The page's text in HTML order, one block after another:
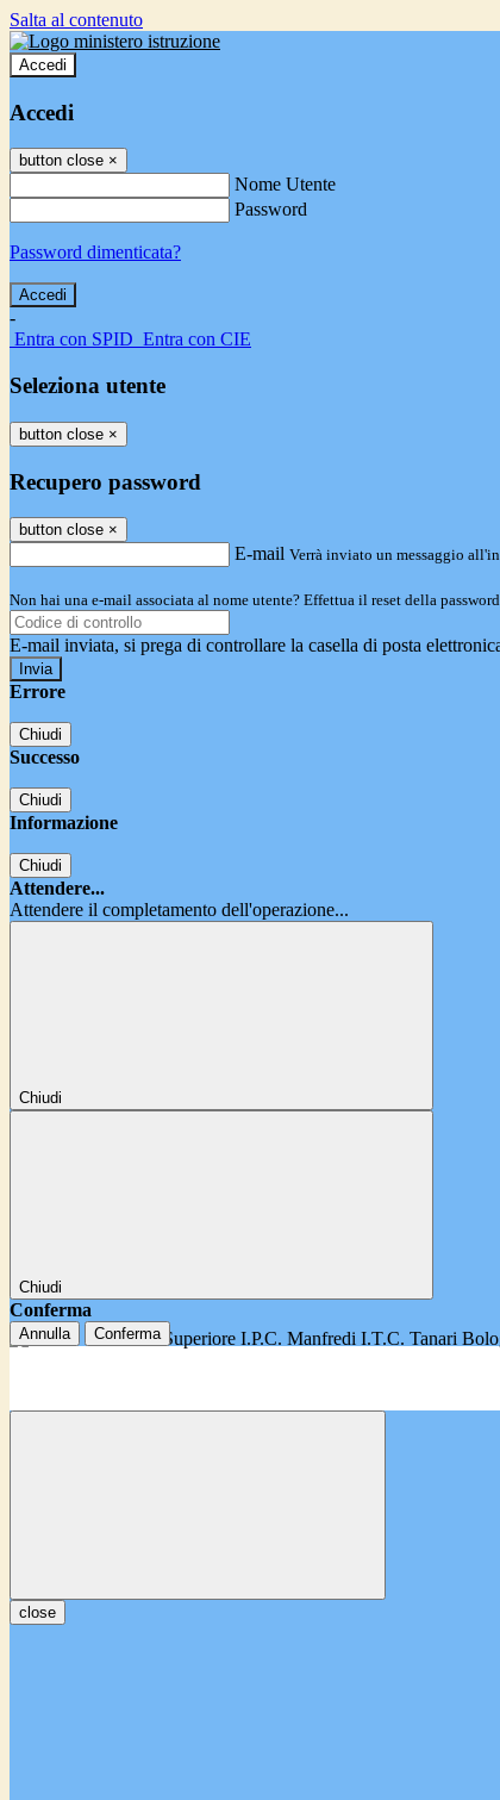
Salta al contenuto
Accedi
Accedi
button close ×
Nome Utente
Password
Password dimenticata?
-
Entra con SPID Entra con CIE
Seleziona utente
button close ×
Recupero password
button close ×
E-mail Verrà inviato un messaggio
Non hai una e-mail associata al nome utente? Effettua il reset della
E-mail inviata, si prega di controllare la casella di posta
Errore
Chiudi
Successo
Chiudi
Informazione
Chiudi
Attendere...
Attendere il completamento dell'operazione...
Chiudi
Chiudi
Conferma
Annulla Conferma
close